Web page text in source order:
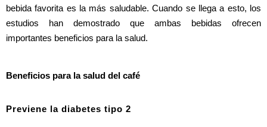
bebida favorita es la más saludable. Cuando se llega a esto, los
estudios han demostrado que ambas bebidas ofrecen
importantes beneficios para la salud.
Beneficios para la salud del café
Previene la diabetes tipo 2